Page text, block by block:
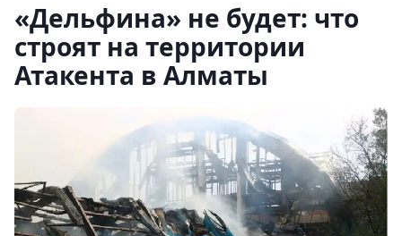
«Дельфина» не будет: что
строят на территории
Атакента в Алматы